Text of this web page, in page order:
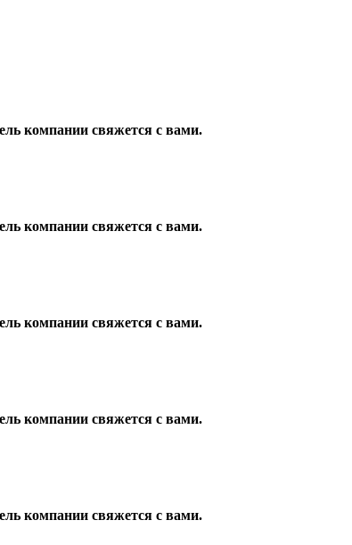
компании свяжется с вами.
компании свяжется с вами.
компании свяжется с вами.
компании свяжется с вами.
компании свяжется с вами.